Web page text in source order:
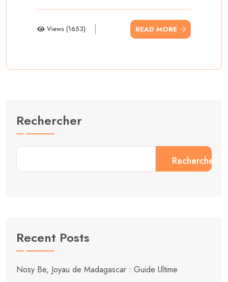
Views (1653) READ MORE
Rechercher
Rechercher
Recent Posts
Nosy Be, Joyau de Madagascar : Guide Ultime